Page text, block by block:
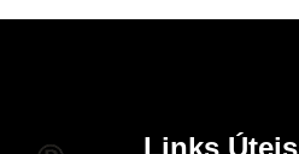
Links Úteis